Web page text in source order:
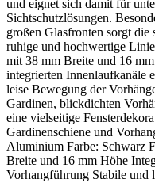
und eignet sich damit für
Sichtschutzlösungen.
großen Glasfronten sorgt die
ruhige und hochwertige
mit 38 mm Breite und 16
integrierten Innenlaufkanäle
leise Bewegung der
Gardinen, blickdichten
eine vielseitige
Gardinenschiene und
Aluminium Farbe: Schwarz
Breite und 16 mm Höhe
Vorhangführung Stabile